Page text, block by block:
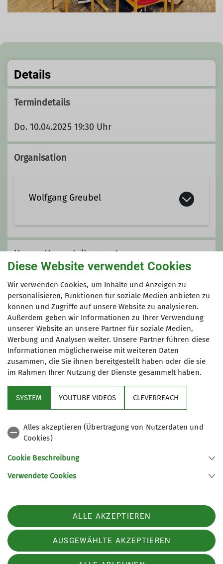
Details
Termindetails
Do. 10.04.2025 19:30 Uhr
Organisation
Wolfgang Greubel
01577 7202216
Kontakt aufnehmen
Ämter
1. Vorsitzender
Unsere Veranstaltungsorte
Pfarrsaal St. Burkard
Burkarder Str. 42
97082 Würzburg
97076 Würzburg
Telefon +4993132954099
Diese Website verwendet Cookies
Wir verwenden Cookies, um Inhalte und Anzeigen zu
personalisieren, Funktionen für soziale Medien anbieten zu
können und Zugriffe auf unsere Website zu analysieren.
Außerdem geben wir Informationen zu Ihrer Verwendung
unserer Website an unsere Partner für soziale Medien,
Werbung und Analysen weiter. Unsere Partner führen diese
Informationen möglicherweise mit weiteren Daten
zusammen, die Sie ihnen bereitgestellt haben oder die sie
im Rahmen Ihrer Nutzung der Dienste gesammelt haben.
SYSTEM YOUTUBE VIDEOS CLEVERREACH
Alles akzeptieren (Übertragung von Nutzerdaten und
Cookies)
Cookie Beschreibung
Verwendete Cookies
ALLE AKZEPTIEREN
AUSGEWÄHLTE AKZEPTIEREN